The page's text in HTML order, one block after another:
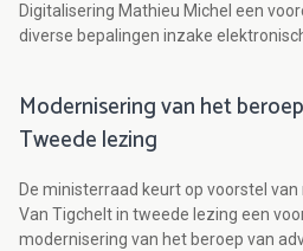
Digitalisering Mathieu Michel een
diverse bepalingen inzake
Modernisering van het
Tweede lezing
De ministerraad keurt op voorstel
Van Tigchelt in tweede lezing een
modernisering van het beroep van